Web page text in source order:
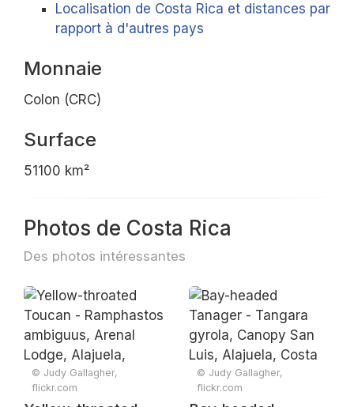
Localisation de Costa Rica et distances par
rapport à d'autres pays
Monnaie
Colon (CRC)
Surface
51100 km²
Photos de Costa Rica
Des photos intéressantes
© Judy Gallagher,
flickr.com
© Judy Gallagher,
flickr.com